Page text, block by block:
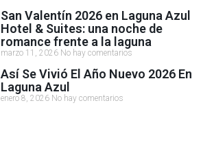
San Valentín 2026 en Laguna Azul
Hotel & Suites: una noche de
romance frente a la laguna
marzo 11, 2026 No hay comentarios
Así Se Vivió El Año Nuevo 2026 En
Laguna Azul
enero 8, 2026 No hay comentarios